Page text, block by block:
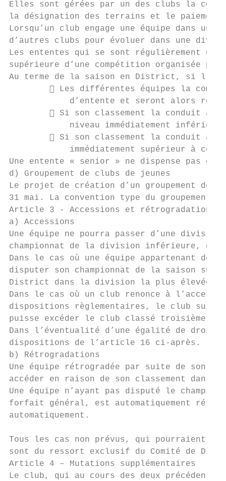
Elles sont gérées par un des clubs la
la désignation des terrains et le paiement
Lorsqu’un club engage une équipe dans
d’autres clubs pour évoluer dans une
Les ententes qui se sont régulièrement
supérieure d’une compétition organisée
Au terme de la saison en District, si
 Les différentes équipes la
d’entente et seront alors
 Si son classement la conduit à
niveau immédiatement
 Si son classement la conduit à
immédiatement supérieur à
Une entente « senior » ne dispense pas
d) Groupement de clubs de jeunes
Le projet de création d’un groupement
31 mai. La convention type du
Article 3 - Accessions et rétrogradations
a) Accessions
Une équipe ne pourra passer d’une
championnat de la division inférieure, et
Dans le cas où une équipe appartenant
disputer son championnat de la saison
District dans la division la plus élevée
Dans le cas où un club renonce à
dispositions règlementaires, le club
puisse excéder le club classé troisième.
Dans l’éventualité d’une égalité de droits
dispositions de l’article 16 ci-après.
b) Rétrogradations
Une équipe rétrogradée par suite de son
accéder en raison de son classement
Une équipe n’ayant pas disputé le
forfait général, est automatiquement
automatiquement.
Tous les cas non prévus, qui pourraient
sont du ressort exclusif du Comité de
Article 4 – Mutations supplémentaires
Le club, qui au cours des deux précédentes